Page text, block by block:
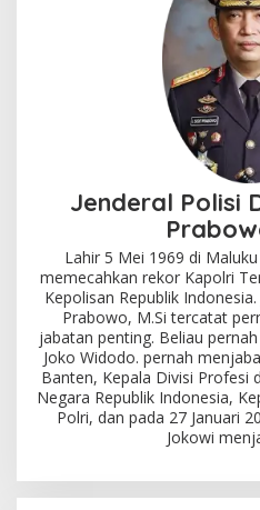
Jenderal Polisi
Lahir 5 Mei 1969 di
memecahkan rekor Kapolri
Kepolisan Republik
Prabowo, M.Si tercatat
jabatan penting. Beliau
Joko Widodo. pernah
Banten, Kepala Divisi Profesi
Negara Republik Indonesia,
Polri, dan pada 27 Januari
Jokowi